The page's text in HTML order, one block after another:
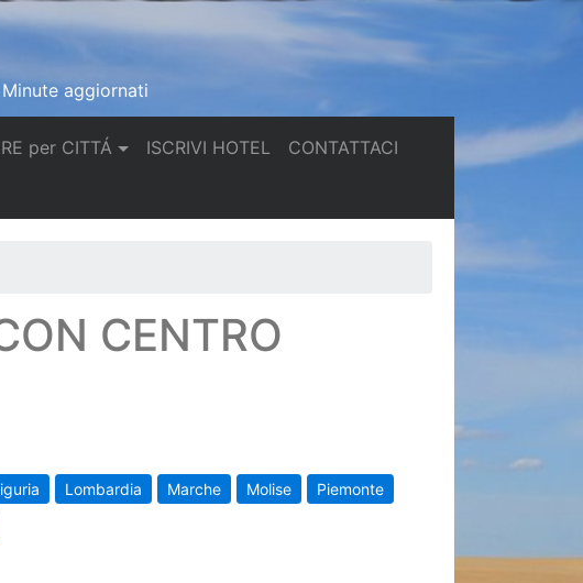
Minute aggiornati
per CITTÁ ISCRIVI HOTEL(current)
CONTATTACI(current)
CENTRO
Lombardia Marche Molise
Piemonte